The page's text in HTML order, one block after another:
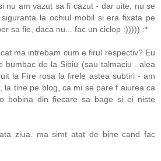
nu am vazut sa fi cazut - dar uite, nu se
la ochiul mobil si era fixata pe
sa fie, daca nu... fac un ciclop :))))) :*
ma intrebam cum e firul respectiv? Eu
bumbac de la Sibiu (sau talmaciu ..alea
la Fire rosa la firele astea subtiri - am
la tine pe blog, ca mi se pare f aiurea ca
bobina din fiecare sa bage si ei niste
ziua. ma simt atat de bine cand fac